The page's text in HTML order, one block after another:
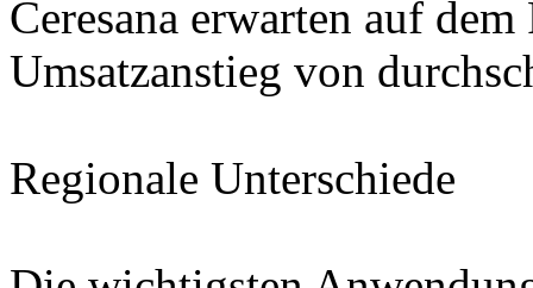
Ceresana erwarten auf
Umsatzanstieg von
Regionale Unterschiede